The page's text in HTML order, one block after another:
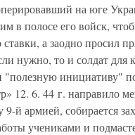
на юге
в полосе его войск,
ставки, а заодно просил
нужно, то и солдат для
"полезную инициативу"
12. 6. 44 г. направило
й армией, собирается
учениками и